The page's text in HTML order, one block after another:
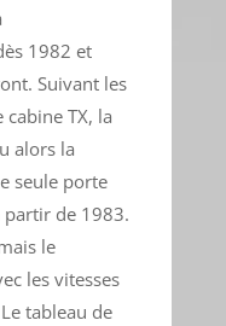
1982 et
Suivant les
TX, la
alors la
seule porte
de 1983.
le
les vitesses
tableau de